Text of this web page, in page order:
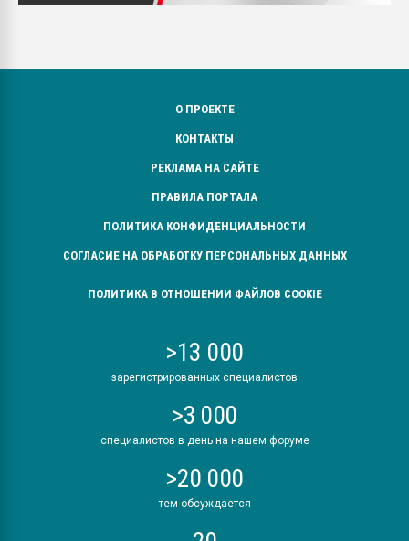
О ПРОЕКТЕ
КОНТАКТЫ
РЕКЛАМА НА САЙТЕ
ПРАВИЛА ПОРТАЛА
ПОЛИТИКА КОНФИДЕНЦИАЛЬНОСТИ
СОГЛАСИЕ НА ОБРАБОТКУ ПЕРСОНАЛЬНЫХ ДАННЫХ
ПОЛИТИКА В ОТНОШЕНИИ ФАЙЛОВ COOKIE
>13 000
зарегистрированных специалистов
>3 000
специалистов в день на нашем форуме
>20 000
тем обсуждается